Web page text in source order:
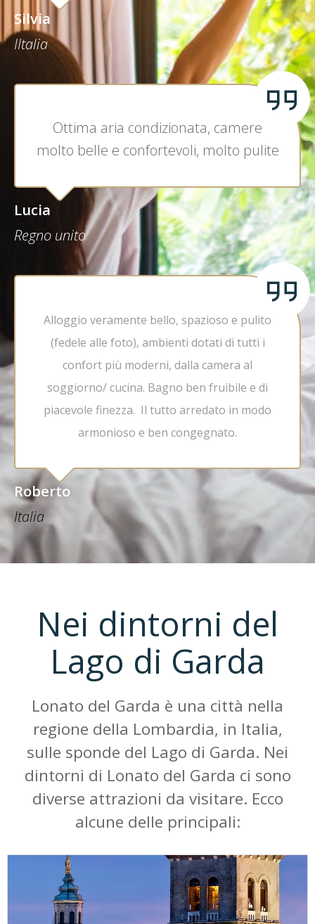
Silvia
IItalia
Ottima aria condizionata, camere
molto belle e confortevoli, molto pulite
Lucia
Regno unito
Alloggio veramente bello, spazioso e pulito
(fedele alle foto), ambienti dotati di tutti i
confort più moderni, dalla camera al
soggiorno/ cucina. Bagno ben fruibile e di
piacevole finezza. Il tutto arredato in modo
armonioso e ben congegnato.
Roberto
Italia
Nei dintorni del
Lago di Garda
Lonato del Garda è una città nella
regione della Lombardia, in Italia,
sulle sponde del Lago di Garda. Nei
dintorni di Lonato del Garda ci sono
diverse attrazioni da visitare. Ecco
alcune delle principali: